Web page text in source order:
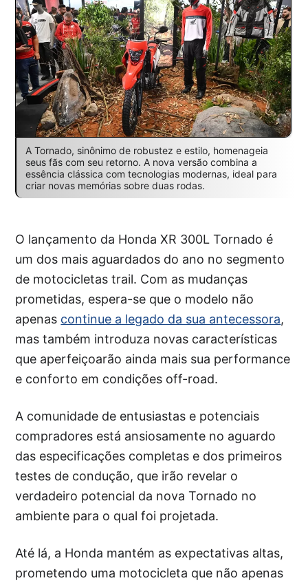
A Tornado, sinônimo de robustez e estilo, homenageia
seus fãs com seu retorno. A nova versão combina a
essência clássica com tecnologias modernas, ideal para
criar novas memórias sobre duas rodas.
O lançamento da Honda XR 300L Tornado é
um dos mais aguardados do ano no segmento
de motocicletas trail. Com as mudanças
prometidas, espera-se que o modelo não
apenas continue a legado da sua antecessora,
mas também introduza novas características
que aperfeiçoarão ainda mais sua performance
e conforto em condições off-road.
A comunidade de entusiastas e potenciais
compradores está ansiosamente no aguardo
das especificações completas e dos primeiros
testes de condução, que irão revelar o
verdadeiro potencial da nova Tornado no
ambiente para o qual foi projetada.
Até lá, a Honda mantém as expectativas altas,
prometendo uma motocicleta que não apenas